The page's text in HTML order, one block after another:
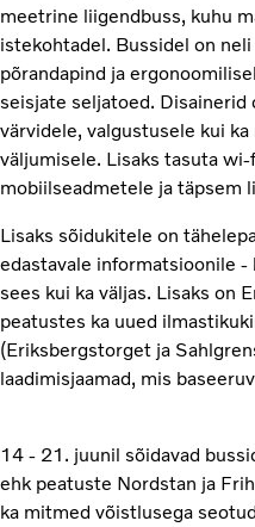
meetrine liigendbuss, kuhu
istekohtadel. Bussidel on
põrandapind ja
seisjate seljatoed. Disainerid
värvidele, valgustusele kui
väljumisele. Lisaks tasuta
mobiilseadmetele ja täpsem
Lisaks sõidukitele on
edastavale informatsioonile -
sees kui ka väljas. Lisaks on
peatustes ka uued
(Eriksbergstorget ja
laadimisjaamad, mis
14 - 21. juunil sõidavad
ehk peatuste Nordstan ja
ka mitmed võistlusega